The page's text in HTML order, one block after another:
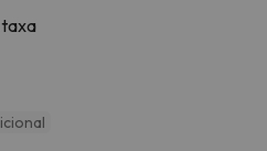
taxa